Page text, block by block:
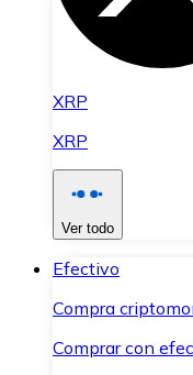
XRP
XRP
Ver todo
Efectivo
Compra
Comprar con